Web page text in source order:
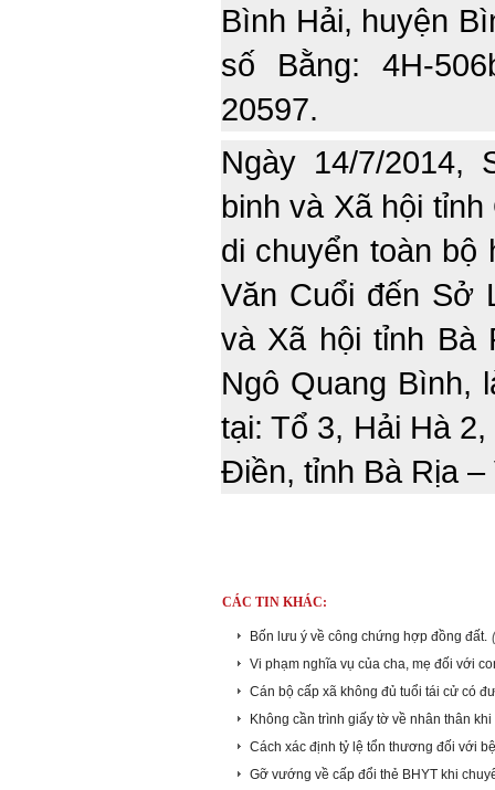
Bình Hải, huyện
số Bằng: 4H-
20597.
Ngày 14/7/2014,
binh và Xã hội
di chuyển toàn
Văn Cuổi đến Sở
và Xã hội tỉnh Bà
Ngô Quang Bình,
tại: Tổ 3, Hải Hà
Điền, tỉnh Bà Rịa –
CÁC TIN KHÁC:
Bốn lưu ý về công chứng hợp đồng đất.
Vi phạm nghĩa vụ của cha, mẹ đối với
Cán bộ cấp xã không đủ tuổi tái cử có
Không cần trình giấy tờ về nhân thân
Cách xác định tỷ lệ tổn thương đối với
Gỡ vướng về cấp đổi thẻ BHYT khi